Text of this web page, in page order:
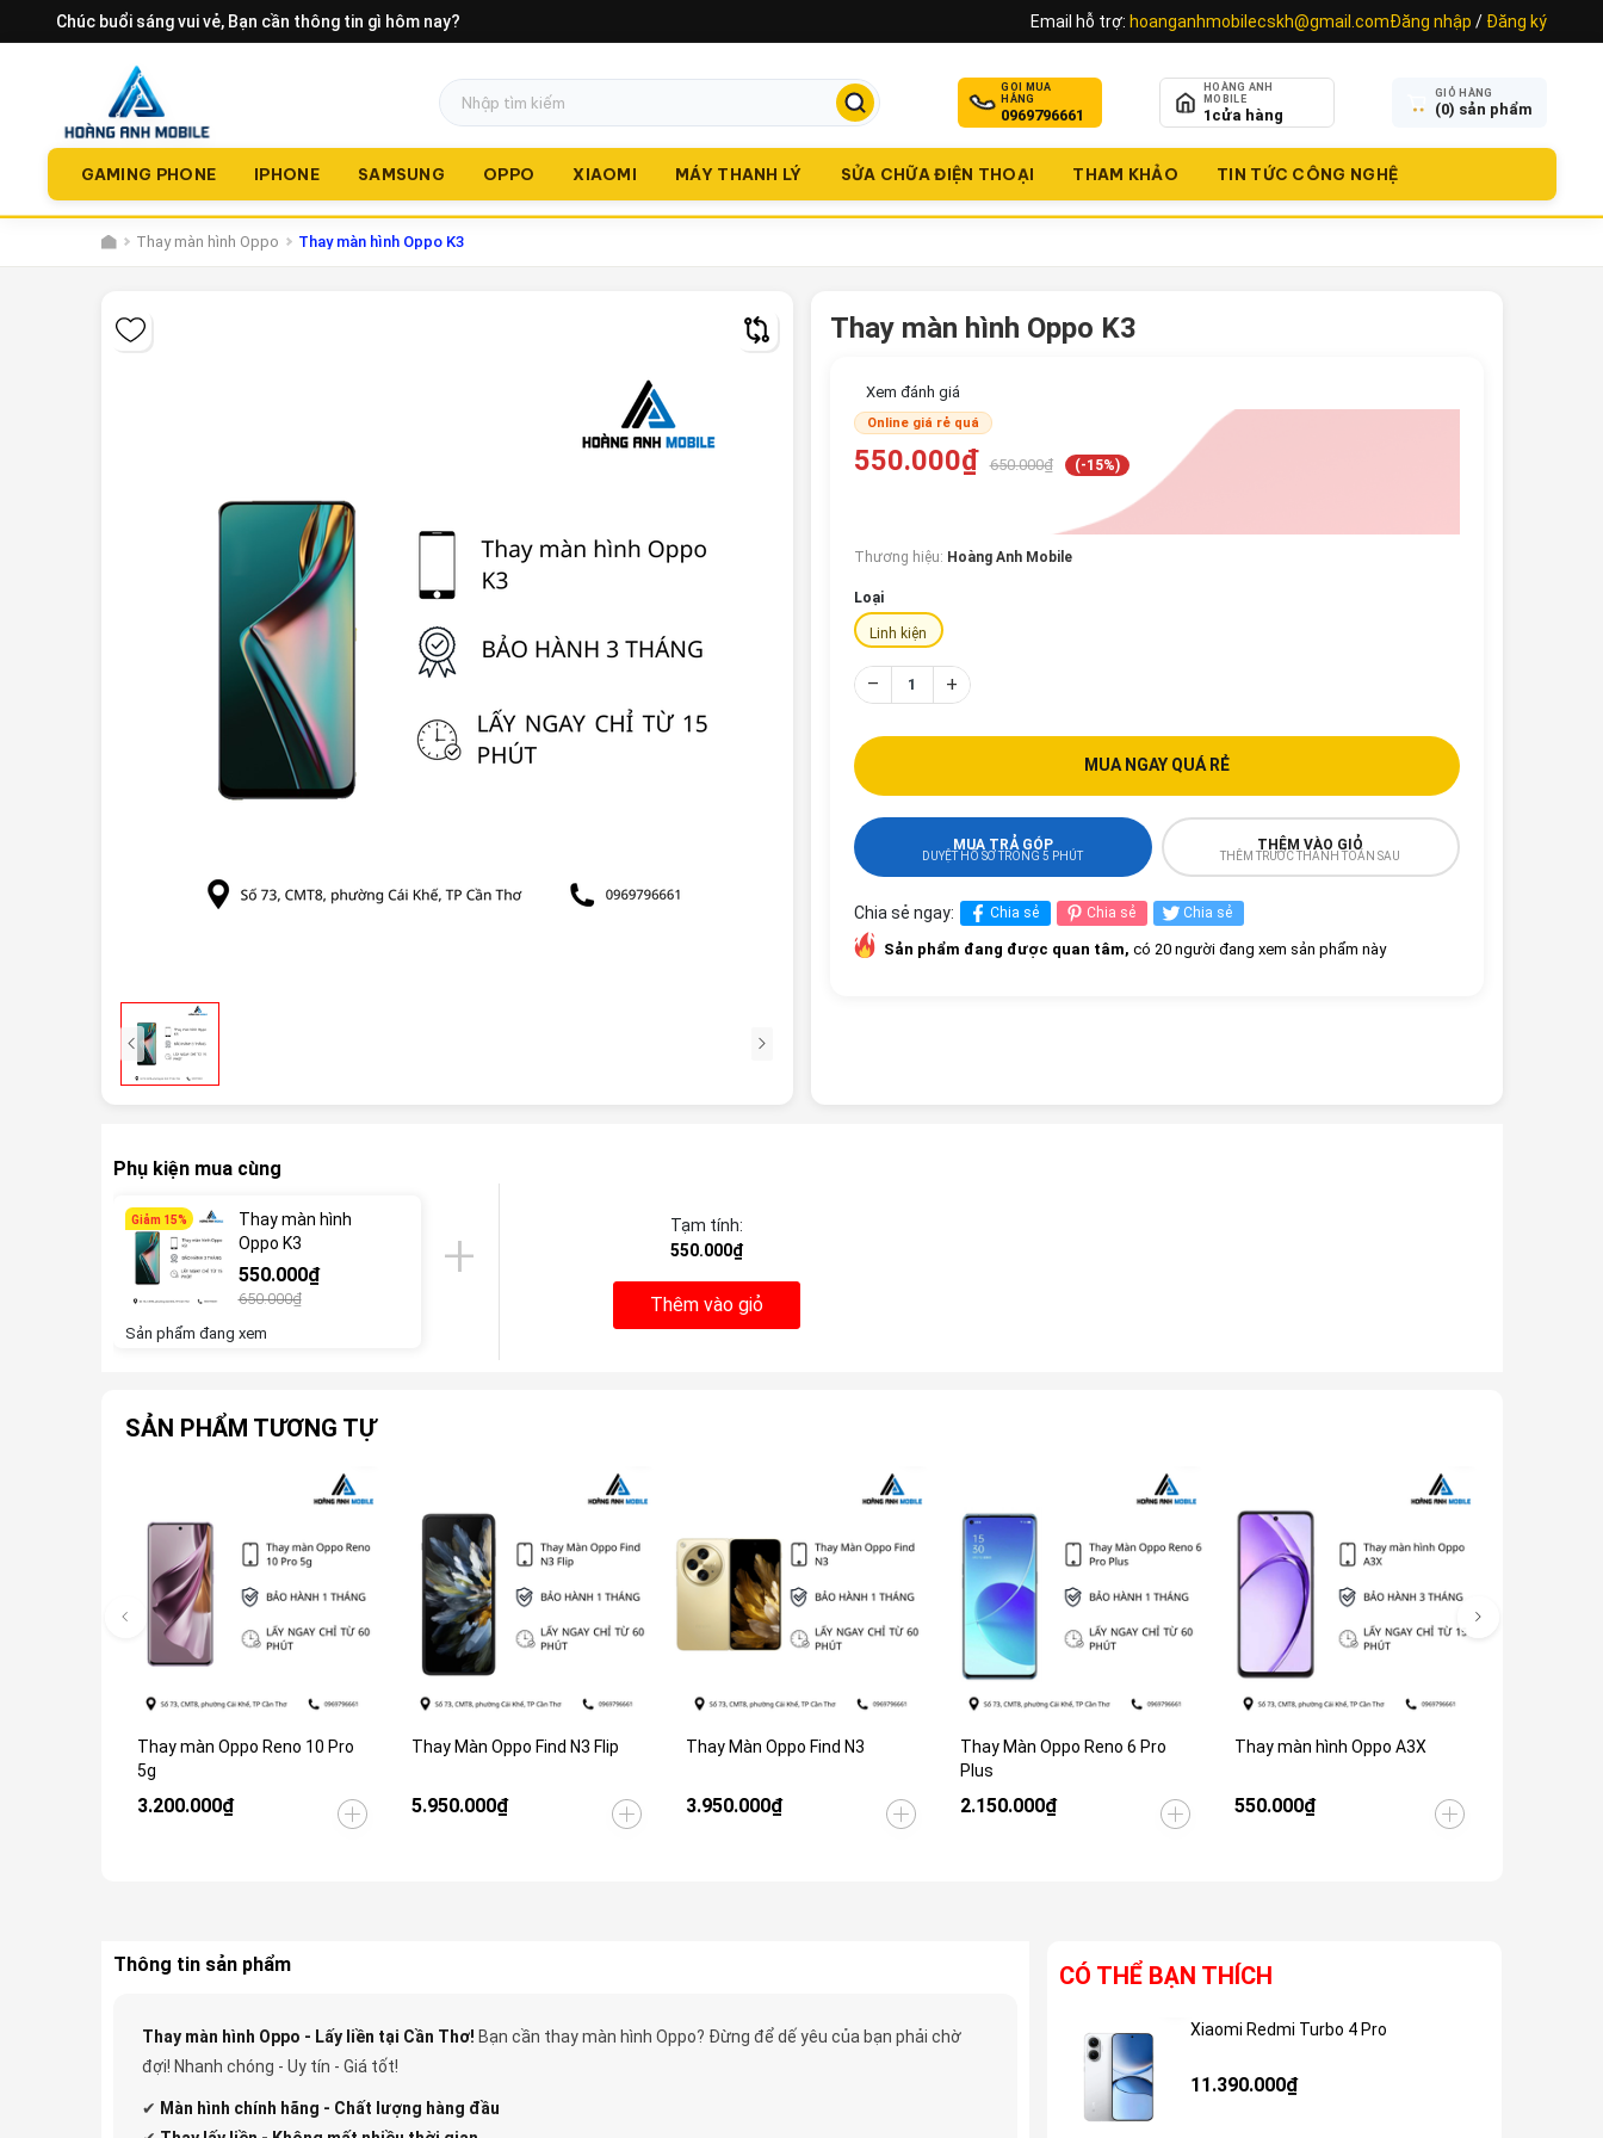
Chúc buổi sáng vui vẻ, Bạn cần thông tin gì hôm nay? Email hỗ trợ: hoanganhmobilecskh@gmail.comĐăng nhập / Đăng ký
GỌI MUA
HÀNG
0969796661
HOÀNG ANH
MOBILE
1 cửa hàng
GIỎ HÀNG
(0) sản phẩm
GAMING PHONE IPHONE SAMSUNG OPPO XIAOMI MÁY THANH LÝ SỬA CHỮA ĐIỆN THOẠI THAM KHẢO TIN TỨC CÔNG NGHỆ
Thay màn hình Oppo Thay màn hình Oppo K3
Thay màn hình Oppo K3
Xem đánh giá
Online giá rẻ quá
550.000₫ 650.000₫ (-15%)
Thương hiệu: Hoàng Anh Mobile
Loại
Linh kiện
– +
MUA NGAY QUÁ RẺ
MUA TRẢ GÓP
DUYỆT HỒ SƠ TRONG 5 PHÚT
THÊM VÀO GIỎ
THÊM TRƯỚC THANH TOÁN SAU
Chia sẻ ngay: Chia sẻ Chia sẻ Chia sẻ
Sản phẩm đang được quan tâm, có 20 người đang xem sản phẩm này
Phụ kiện mua cùng
Giảm 15%
Thay màn hình
Oppo K3
550.000₫
650.000₫
Sản phẩm đang xem
Tạm tính:
550.000₫
Thêm vào giỏ
SẢN PHẨM TƯƠNG TỰ
Thay màn Oppo Reno 10 Pro
5g
3.200.000₫
Thay Màn Oppo Find N3 Flip
5.950.000₫
Thay Màn Oppo Find N3
3.950.000₫
Thay Màn Oppo Reno 6 Pro
Plus
2.150.000₫
Thay màn hình Oppo A3X
550.000₫
Thông tin sản phẩm
Thay màn hình Oppo - Lấy liền tại Cần Thơ! Bạn cần thay màn hình Oppo? Đừng để dế yêu của bạn phải chờ
đợi! Nhanh chóng - Uy tín - Giá tốt!
✔ Màn hình chính hãng - Chất lượng hàng đầu
CÓ THỂ BẠN THÍCH
Xiaomi Redmi Turbo 4 Pro
11.390.000₫